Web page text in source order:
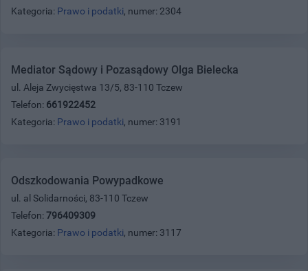
Kategoria: Prawo i podatki, numer: 2304
Mediator Sądowy i Pozasądowy Olga Bielecka
ul. Aleja Zwycięstwa 13/5, 83-110 Tczew
Telefon: 661922452
Kategoria: Prawo i podatki, numer: 3191
Odszkodowania Powypadkowe
ul. al Solidarności, 83-110 Tczew
Telefon: 796409309
Kategoria: Prawo i podatki, numer: 3117